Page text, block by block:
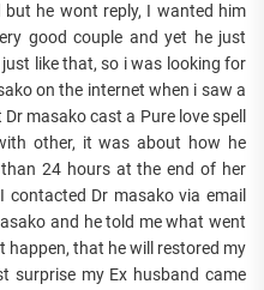
he wont reply, I wanted him
good couple and yet he just
like that, so i was looking for
on the internet when i saw a
masako cast a Pure love spell
other, it was about how he
24 hours at the end of her
contacted Dr masako via email
and he told me what went
that he will restored my
surprise my Ex husband came